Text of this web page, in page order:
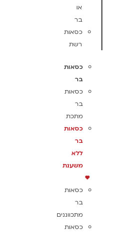
או
בר
כסאות
רשת
כסאות
בר
כסאות
בר
מתכת
כסאות
בר
ללא
משענת
כסאות
בר
מתכווננים
כסאות